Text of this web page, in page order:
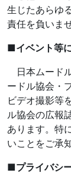
生じたあらゆ
責任を負いませ
■イベント等
日本ムード
ードル協会・
ビデオ撮影等
ル協会の広報
あります。特
いことをご承
■プライバシ